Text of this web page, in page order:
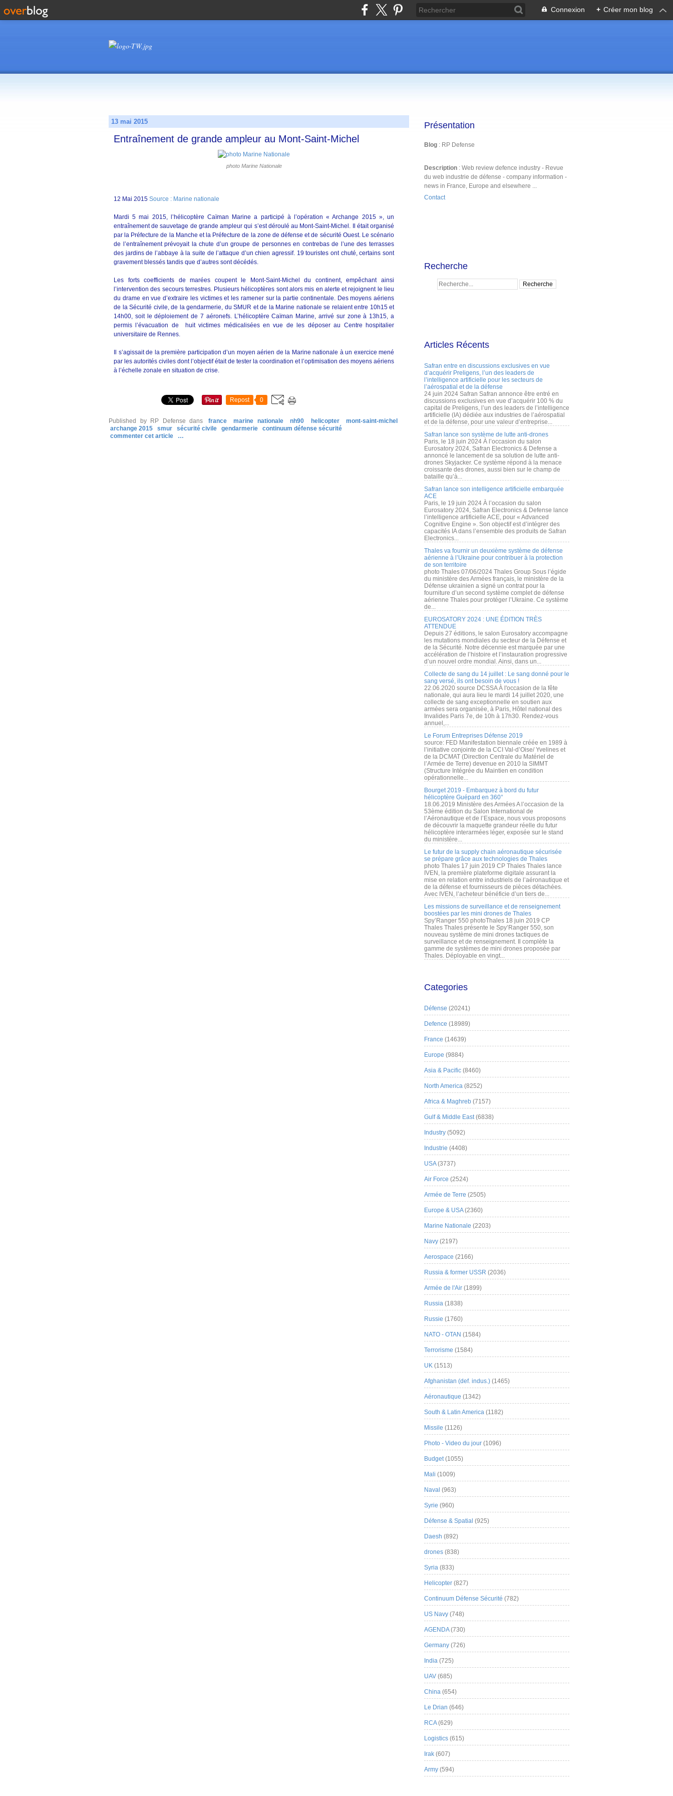
Connexion + Créer mon blog
13 mai 2015
Entraînement de grande ampleur au Mont-Saint-Michel
photo Marine Nationale
12 Mai 2015 Source : Marine nationale
Mardi 5 mai 2015, l’hélicoptère Caïman Marine a participé à l’opération « Archange 2015 », un
entraînement de sauvetage de grande ampleur qui s’est déroulé au Mont-Saint-Michel. Il était organisé
par la Préfecture de la Manche et la Préfecture de la zone de défense et de sécurité Ouest. Le scénario
de l’entraînement prévoyait la chute d’un groupe de personnes en contrebas de l’une des terrasses
des jardins de l’abbaye à la suite de l’attaque d’un chien agressif. 19 touristes ont chuté, certains sont
gravement blessés tandis que d’autres sont décédés.
Les forts coefficients de marées coupent le Mont-Saint-Michel du continent, empêchant ainsi
l’intervention des secours terrestres. Plusieurs hélicoptères sont alors mis en alerte et rejoignent le lieu
du drame en vue d’extraire les victimes et les ramener sur la partie continentale. Des moyens aériens
de la Sécurité civile, de la gendarmerie, du SMUR et de la Marine nationale se relaient entre 10h15 et
14h00, soit le déploiement de 7 aéronefs. L’hélicoptère Caïman Marine, arrivé sur zone à 13h15, a
permis l’évacuation de huit victimes médicalisées en vue de les déposer au Centre hospitalier
universitaire de Rennes.
Il s’agissait de la première participation d’un moyen aérien de la Marine nationale à un exercice mené
par les autorités civiles dont l’objectif était de tester la coordination et l’optimisation des moyens aériens
à l’échelle zonale en situation de crise.
Repost 0
Published by RP Defense dans france marine nationale nh90 helicopter
mont-saint-michel
archange 2015
smur sécurité civile gendarmerie
continuum défense sécurité
commenter cet article
…
Présentation
Blog : RP Defense
Description : Web review defence industry - Revue
du web industrie de défense - company information -
news in France, Europe and elsewhere ...
Contact
Recherche
Articles Récents
Safran entre en discussions exclusives en vue
d’acquérir Preligens, l’un des leaders de
l’intelligence artificielle pour les secteurs de
l’aérospatial et de la défense
24 juin 2024 Safran Safran annonce être entré en
discussions exclusives en vue d’acquérir 100 % du
capital de Preligens, l’un des leaders de l’intelligence
artificielle (IA) dédiée aux industries de l’aérospatial
et de la défense, pour une valeur d’entreprise...
Safran lance son système de lutte anti-drones
Paris, le 18 juin 2024 À l’occasion du salon
Eurosatory 2024, Safran Electronics & Defense a
annoncé le lancement de sa solution de lutte anti-
drones Skyjacker. Ce système répond à la menace
croissante des drones, aussi bien sur le champ de
bataille qu’à...
Safran lance son intelligence artificielle embarquée
ACE
Paris, le 19 juin 2024 À l’occasion du salon
Eurosatory 2024, Safran Electronics & Defense lance
l’intelligence artificielle ACE, pour « Advanced
Cognitive Engine ». Son objectif est d’intégrer des
capacités IA dans l’ensemble des produits de Safran
Electronics...
Thales va fournir un deuxième système de défense
aérienne à l’Ukraine pour contribuer à la protection
de son territoire
photo Thales 07/06/2024 Thales Group Sous l’égide
du ministère des Armées français, le ministère de la
Défense ukrainien a signé un contrat pour la
fourniture d’un second système complet de défense
aérienne Thales pour protéger l’Ukraine. Ce système
de...
EUROSATORY 2024 : UNE ÉDITION TRÈS
ATTENDUE
Depuis 27 éditions, le salon Eurosatory accompagne
les mutations mondiales du secteur de la Défense et
de la Sécurité. Notre décennie est marquée par une
accélération de l’histoire et l’instauration progressive
d’un nouvel ordre mondial. Ainsi, dans un...
Collecte de sang du 14 juillet : Le sang donné pour le
sang versé, ils ont besoin de vous !
22.06.2020 source DCSSA À l'occasion de la fête
nationale, qui aura lieu le mardi 14 juillet 2020, une
collecte de sang exceptionnelle en soutien aux
armées sera organisée, à Paris, Hôtel national des
Invalides Paris 7e, de 10h à 17h30. Rendez-vous
annuel,...
Le Forum Entreprises Défense 2019
source: FED Manifestation biennale créée en 1989 à
l’initiative conjointe de la CCI Val-d’Oise/ Yvelines et
de la DCMAT (Direction Centrale du Matériel de
l’Armée de Terre) devenue en 2010 la SIMMT
(Structure Intégrée du Maintien en condition
opérationnelle...
Bourget 2019 - Embarquez à bord du futur
hélicoptère Guépard en 360°
18.06.2019 Ministère des Armées A l’occasion de la
53ème édition du Salon International de
l’Aéronautique et de l’Espace, nous vous proposons
de découvrir la maquette grandeur réelle du futur
hélicoptère interarmées léger, exposée sur le stand
du ministère...
Le futur de la supply chain aéronautique sécurisée
se prépare grâce aux technologies de Thales
photo Thales 17 juin 2019 CP Thales Thales lance
IVEN, la première plateforme digitale assurant la
mise en relation entre industriels de l’aéronautique et
de la défense et fournisseurs de pièces détachées.
Avec IVEN, l’acheteur bénéficie d’un tiers de...
Les missions de surveillance et de renseignement
boostées par les mini drones de Thales
Spy’Ranger 550 photoThales 18 juin 2019 CP
Thales Thales présente le Spy’Ranger 550, son
nouveau système de mini drones tactiques de
surveillance et de renseignement. Il complète la
gamme de systèmes de mini drones proposée par
Thales. Déployable en vingt...
Categories
Défense (20241)
Defence (18989)
France (14639)
Europe (9884)
Asia & Pacific (8460)
North America (8252)
Africa & Maghreb (7157)
Gulf & Middle East(6838)
Industry (5092)
Industrie (4408)
USA(3737)
Air Force (2524)
Armée de Terre (2505)
Europe & USA(2360)
Marine Nationale (2203)
Navy (2197)
Aerospace (2166)
Russia & former USSR (2036)
Armée de l'Air (1899)
Russia (1838)
Russie (1760)
NATO - OTAN (1584)
Terrorisme (1584)
UK (1513)
Afghanistan (def. indus.) (1465)
Aéronautique (1342)
South & Latin America (1182)
Missile (1126)
Photo - Video du jour (1096)
Budget(1055)
Mali (1009)
Naval (963)
Syrie (960)
Défense & Spatial (925)
Daesh (892)
drones (838)
Syria (833)
Helicopter (827)
Continuum Défense Sécurité (782)
US Navy (748)
AGENDA(730)
Germany (726)
India (725)
UAV (685)
China (654)
Le Drian (646)
RCA(629)
Logistics (615)
Irak (607)
Army (594)